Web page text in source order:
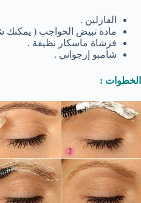
الفازلين .
مادة تبيض الحواجب ( يمكنك
فرشاة ماسكار نظيفة .
شامبو إرجواني .
الخطوات :